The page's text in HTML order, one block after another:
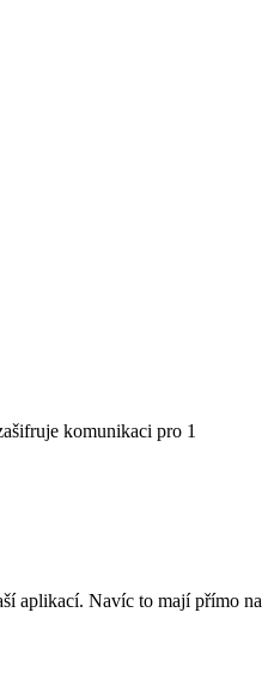
komunikaci pro 1
aplikací. Navíc to mají přímo na